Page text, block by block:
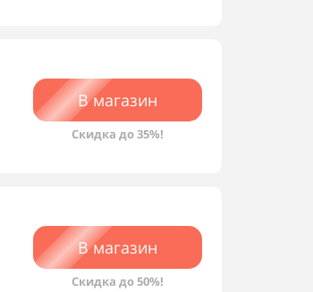
В магазин
Скидка до 35%!
В магазин
Скидка до 50%!